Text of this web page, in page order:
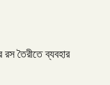
তৈরীতে ব্যবহার